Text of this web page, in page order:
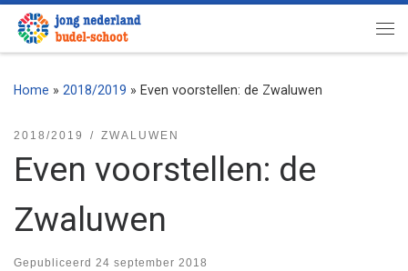
Ga naar inhoud
Home » 2018/2019 » Even voorstellen: de Zwaluwen
2018/2019 ZWALUWEN
Even voorstellen: de
Zwaluwen
Gepubliceerd 24 september 2018